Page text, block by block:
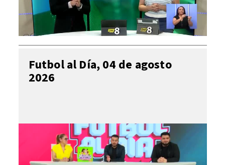
Futbol al Día, 04 de agosto
2026